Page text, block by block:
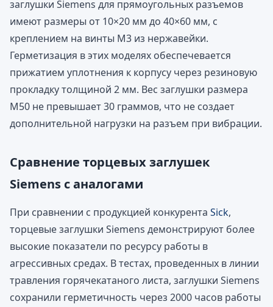
заглушки Siemens для прямоугольных разъемов
имеют размеры от 10×20 мм до 40×60 мм, с
креплением на винты M3 из нержавейки.
Герметизация в этих моделях обеспечевается
прижатием уплотнения к корпусу через резиновую
прокладку толщиной 2 мм. Вес заглушки размера
M50 не превышает 30 граммов, что не создает
дополнительной нагрузки на разъем при вибрации.
Сравнение торцевых заглушек
Siemens с аналогами
При сравнении с продукцией конкурента Sick,
торцевые заглушки Siemens демонстрируют более
высокие показатели по ресурсу работы в
агрессивных средах. В тестах, проведенных в линии
травления горячекатаного листа, заглушки Siemens
сохранили герметичность через 2000 часов работы